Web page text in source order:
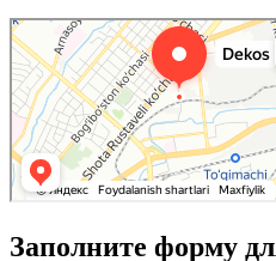
Заполните форму